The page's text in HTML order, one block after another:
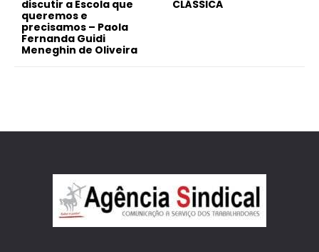
discutir a Escola que
queremos e
precisamos – Paola
Fernanda Guidi
Meneghin de Oliveira
CLÁSSICA